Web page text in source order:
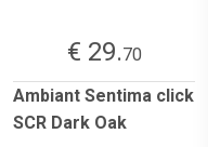
€ 29.70
Ambiant Sentima click
SCR Dark Oak